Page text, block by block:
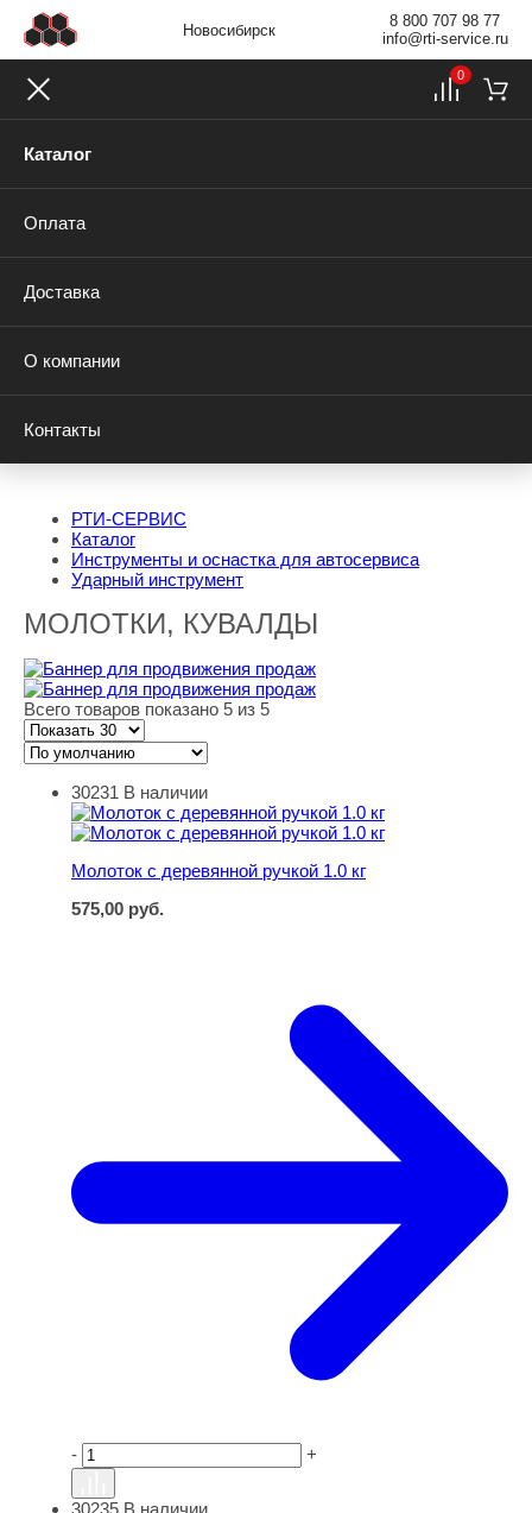
Новосибирск
8 800 707 98 77
info@rti-service.ru
Каталог
Оплата
Доставка
О компании
Контакты
0
РТИ-СЕРВИС
Каталог
Инструменты и оснастка для автосервиса
Ударный инструмент
МОЛОТКИ, КУВАЛДЫ
Всего товаров показано 5 из 5
Молоток с деревянной ручкой 1.0 кг
30231 В наличии
Молоток с деревянной ручкой 1.0 кг
575,00 руб.
- +
30235 В наличии